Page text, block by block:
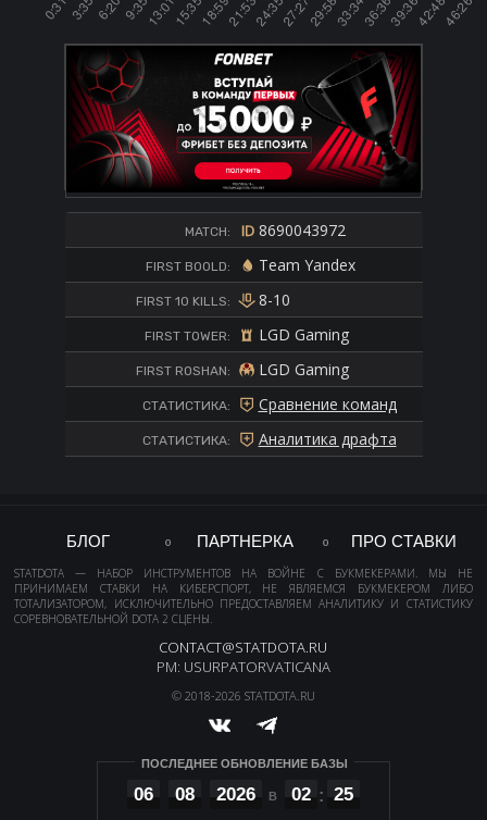
MATCH: 8690043972
FIRST BOOLD: Team Yandex
FIRST 10 KILLS: 8-10
FIRST TOWER: LGD Gaming
FIRST ROSHAN: LGD Gaming
СТАТИСТИКА: Сравнение команд
СТАТИСТИКА: Аналитика драфта
БЛОГ ПАРТНЕРКА ПРО СТАВКИ
STATDOTA — НАБОР ИНСТРУМЕНТОВ НА ВОЙНЕ С БУКМЕКЕРАМИ. МЫ НЕ
ПРИНИМАЕМ СТАВКИ НА КИБЕРСПОРТ, НЕ ЯВЛЯЕМСЯ БУКМЕКЕРОМ ЛИБО
ТОТАЛИЗАТОРОМ, ИСКЛЮЧИТЕЛЬНО ПРЕДОСТАВЛЯЕМ АНАЛИТИКУ И СТАТИСТИКУ
СОРЕВНОВАТЕЛЬНОЙ DOTA 2 СЦЕНЫ.
CONTACT@STATDOTA.RU
PM: USURPATORVATICANA
© 2018-2026 STATDOTA.RU
ПОСЛЕДНЕЕ ОБНОВЛЕНИЕ БАЗЫ
06 08 2026 02 25